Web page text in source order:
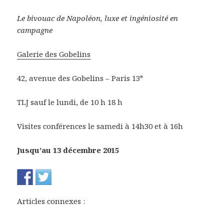
Le bivouac de Napoléon, luxe et ingéniosité en
campagne
Galerie des Gobelins
42, avenue des Gobelins – Paris 13°
TLJ sauf le lundi, de 10 h 18 h
Visites conférences le samedi à 14h30 et à 16h
Jusqu’au 13 décembre 2015
Articles connexes :